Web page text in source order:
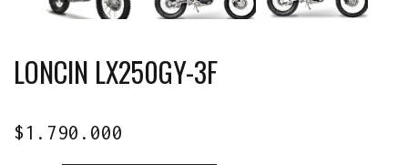
LONCIN LX250GY-3F
$1.790.000